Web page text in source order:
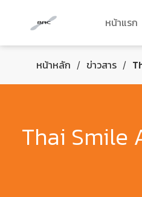
หน้าแรก
หน้าหลัก / ข่าวสาร /
Thai Smile